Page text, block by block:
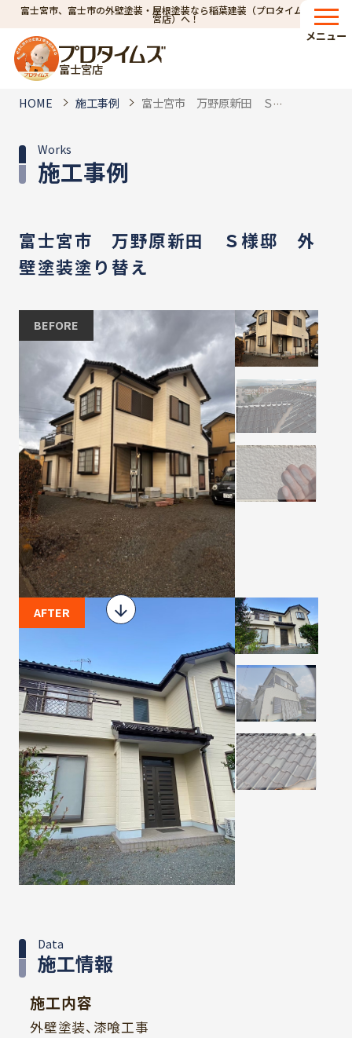
富士宮市、富士市の外壁塗装・屋根塗装なら稲葉建装（プロタイムズ富士
宮店）へ！
富士宮店
メニュー
HOME 施工事例 富士宮市 万野原新田 Ｓ様邸 外壁塗装塗り替え
施工事例
Works
富士宮市 万野原新田 Ｓ様邸 外
壁塗装塗り替え
BEFORE
AFTER
施工情報
Data
施工内容
外壁塗装、漆喰工事